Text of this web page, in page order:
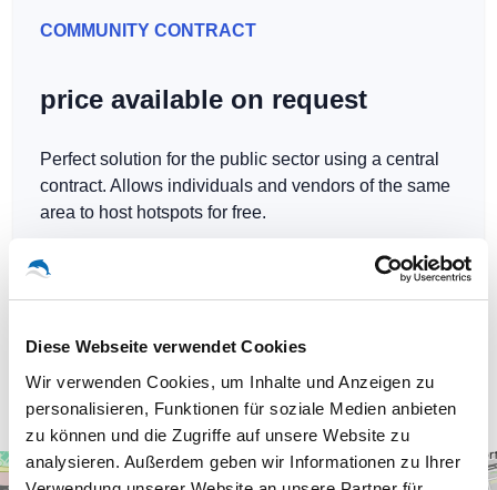
Diese Webseite verwendet Cookies
Wir verwenden Cookies, um Inhalte und Anzeigen zu
personalisieren, Funktionen für soziale Medien anbieten
zu können und die Zugriffe auf unsere Website zu
analysieren. Außerdem geben wir Informationen zu Ihrer
COMMUNITY CONTRACT
price available on request
Perfect solution for the public sector using a central
contract. Allows individuals and vendors of the same
area to host hotspots for free.
Our WLAN-Hotspots in Engelsdorf
+